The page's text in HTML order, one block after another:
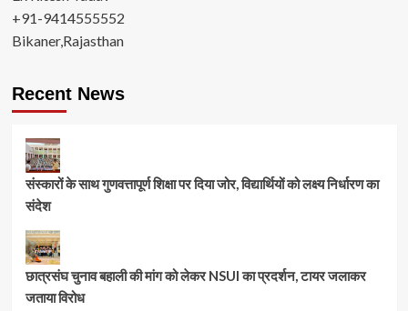
+91-9414555552
Bikaner,Rajasthan
Recent News
संस्कारों के साथ गुणवत्तापूर्ण शिक्षा पर दिया जोर, विद्यार्थियों को लक्ष्य निर्धारण का
संदेश
छात्रसंघ चुनाव बहाली की मांग को लेकर NSUI का प्रदर्शन, टायर जलाकर
जताया विरोध